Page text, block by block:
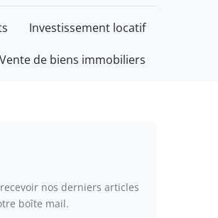
Investissement locatif
Vente de biens immobiliers
nos derniers articles
boîte mail.